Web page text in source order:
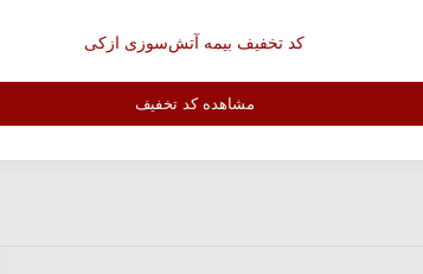
کد تخفیف بیمه آتش‌سوزی ازکی
مشاهده کد تخفیف